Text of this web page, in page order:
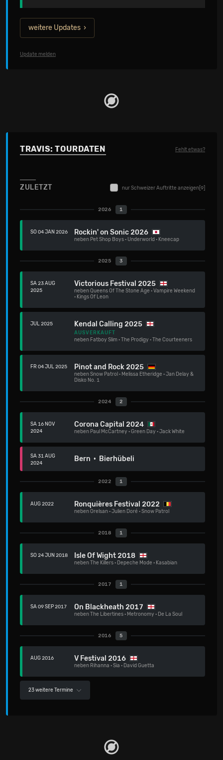
weitere Updates
Update melden
TRAVIS: TOURDATEN Fehlt etwas?
ZULETZT nur Schweizer Auftritte anzeigen [9]
2026 1
SO 04 JAN 2026 Rockin' on Sonic 2026
neben Pet Shop Boys· Underworld · Kneecap
2025 3
SA 23 AUG
2025
Victorious Festival 2025
nebenQueens Of The Stone Age ·Vampire Weekend
· Kings Of Leon
JUL 2025 Kendal Calling 2025
AUSVERKAUFT
neben Fatboy Slim ·The Prodigy ·The Courteeners
FR 04 JUL 2025 Pinot and Rock 2025
nebenSnow Patrol · Melissa Etheridge ·Jan Delay &
Disko No. 1
2024 2
SA 16 NOV
2024
Corona Capital 2024
neben Paul McCartney ·Green Day ·Jack White
SA 31 AUG
2024
Bern · Bierhübeli
2022 1
AUG 2022 Ronquières Festival 2022
nebenOrelsan·Julien Doré ·Snow Patrol
2018 1
SO 24 JUN 2018 Isle Of Wight 2018
nebenThe Killers· Depeche Mode · Kasabian
2017 1
SA 09 SEP 2017 On Blackheath 2017
nebenThe Libertines· Metronomy · De La Soul
2016 5
AUG 2016 V Festival 2016
neben Rihanna ·Sia · David Guetta
23 weitere Termine